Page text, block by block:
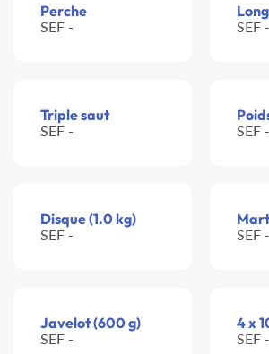
Perche
SEF - SEF -
Triple saut
SEF - SEF -
Disque (1.0 kg)
SEF - SEF -
Javelot (600 g)
SEF -
4 x
SEF -